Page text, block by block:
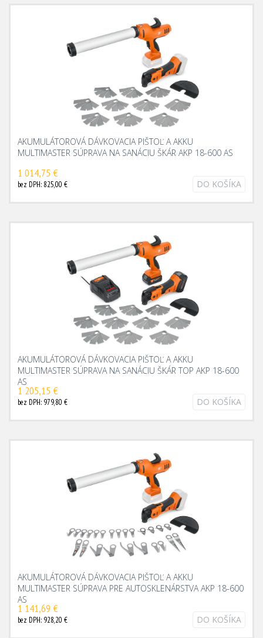
AKUMULÁTOROVÁ DÁVKOVACIA PIŠTOĽ A AKKU
MULTIMASTER SÚPRAVA NA SANÁCIU ŠKÁR AKP 18-600 AS
1 014,75 €
bez DPH: 825,00 € DO KOŠÍKA
AKUMULÁTOROVÁ DÁVKOVACIA PIŠTOĽ A AKKU
MULTIMASTER SÚPRAVA NA SANÁCIU ŠKÁR TOP AKP 18-600
AS
1 205,15 €
bez DPH: 979,80 € DO KOŠÍKA
AKUMULÁTOROVÁ DÁVKOVACIA PIŠTOĽ A AKKU
MULTIMASTER SÚPRAVA PRE AUTOSKLENÁRSTVA AKP 18-600
AS
1 141,69 €
bez DPH: 928,20 € DO KOŠÍKA